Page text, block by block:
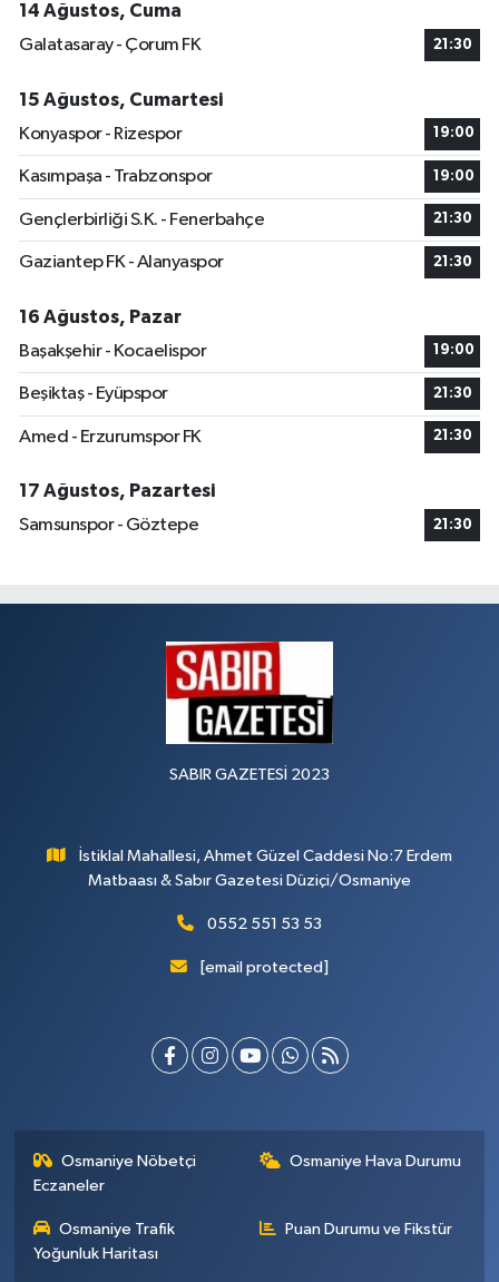
14 Ağustos, Cuma
Galatasaray - Çorum FK
21:30
15 Ağustos, Cumartesi
Konyaspor - Rizespor
19:00
Kasımpaşa - Trabzonspor 19:00
Gençlerbirliği S.K. - Fenerbahçe 21:30
Gaziantep FK - Alanyaspor 21:30
16 Ağustos, Pazar
Başakşehir - Kocaelispor
19:00
Beşiktaş - Eyüpspor 21:30
Amed - Erzurumspor FK 21:30
17 Ağustos, Pazartesi
Samsunspor - Göztepe
21:30
SABIR GAZETESİ 2023
İstiklal Mahallesi, Ahmet Güzel Caddesi No:7 Erdem
Matbaası & Sabır Gazetesi Düziçi/Osmaniye
0552 551 53 53
[email protected]
Osmaniye Nöbetçi
Eczaneler
Osmaniye Hava Durumu
Osmaniye Trafik
Yoğunluk Haritası
Puan Durumu ve Fikstür